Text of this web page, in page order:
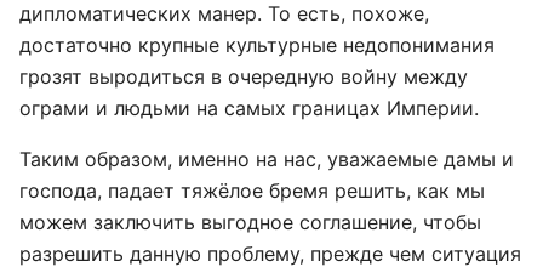
дипломатических манер. То есть, похоже,
достаточно крупные культурные недопонимания
грозят выродиться в очередную войну между
ограми и людьми на самых границах Империи.
Таким образом, именно на нас, уважаемые дамы и
господа, падает тяжёлое бремя решить, как мы
можем заключить выгодное соглашение, чтобы
разрешить данную проблему, прежде чем ситуация